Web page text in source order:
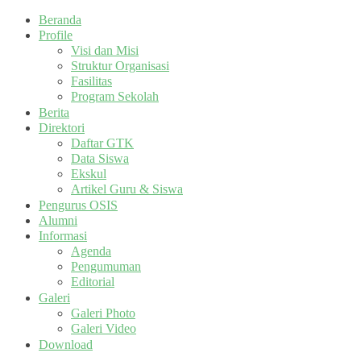
Beranda
Profile
Visi dan Misi
Struktur Organisasi
Fasilitas
Program Sekolah
Berita
Direktori
Daftar GTK
Data Siswa
Ekskul
Artikel Guru & Siswa
Pengurus OSIS
Alumni
Informasi
Agenda
Pengumuman
Editorial
Galeri
Galeri Photo
Galeri Video
Download